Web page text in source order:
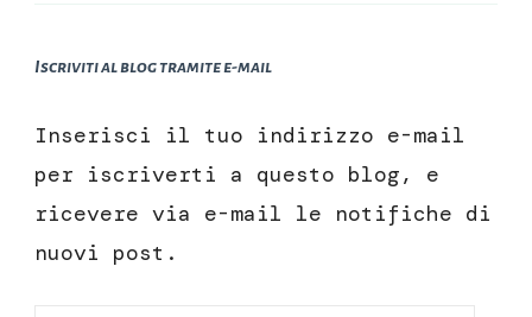
Iscriviti al blog tramite e-mail
Inserisci il tuo indirizzo e-mail
per iscriverti a questo blog, e
ricevere via e-mail le notifiche di
nuovi post.